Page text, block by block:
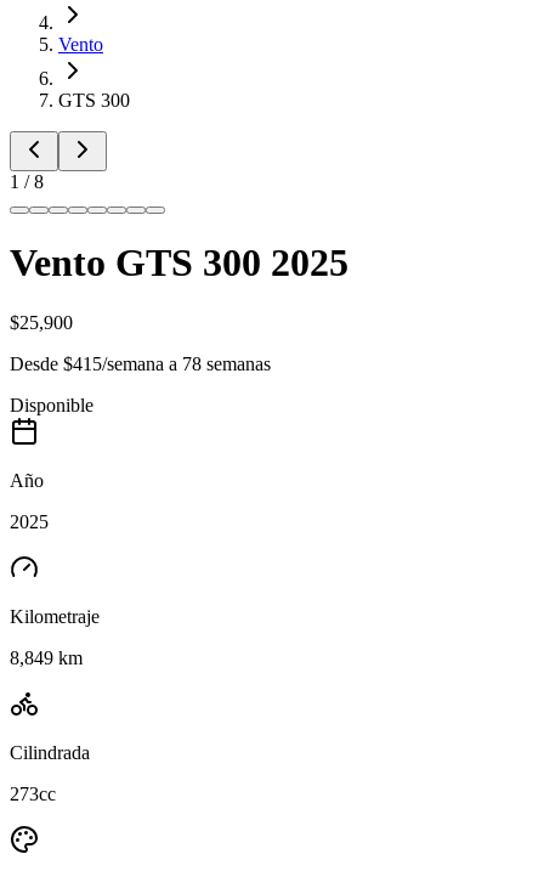
Vento
GTS 300
1 /8
Vento GTS 300 2025
$25,900
Desde $415/semana a 78 semanas
Disponible
Año
2025
Kilometraje
8,849 km
Cilindrada
273cc